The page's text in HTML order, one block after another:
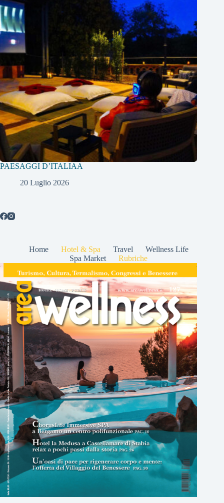
PAESAGGI D’ITALIAA
20 Luglio 2026
Home Hotel & Spa Travel
Wellness Life
Spa Market
Rubriche